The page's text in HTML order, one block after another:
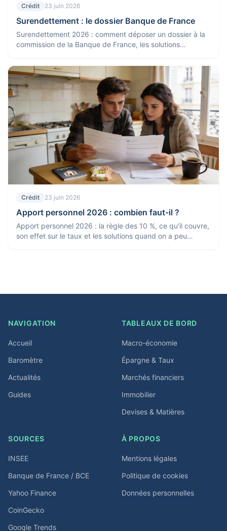
Crédit 23 juin 2026
Surendettement : le dossier Banque de France
Surendettement 2026 : comment déposer un dossier à la
commission de la Banque de France, les solutions
Crédit 23 juin 2026
Apport personnel 2026 : combien faut-il ?
Apport personnel 2026 : la règle des 10 %, ce qu'il couvre,
son effet sur le taux et les solutions quand on a peu
NAVIGATION
Accueil
Baromètre
Actualités
Guides
TABLEAUX DE BORD
Macro-économie
Épargne & Taux
Marchés financiers
Immobilier
Devises & Matières
SOURCES
INSEE
Banque de France / BCE
Yahoo Finance
CoinGecko
Google Trends
À PROPOS
Mentions légales
Politique de cookies
Données personnelles